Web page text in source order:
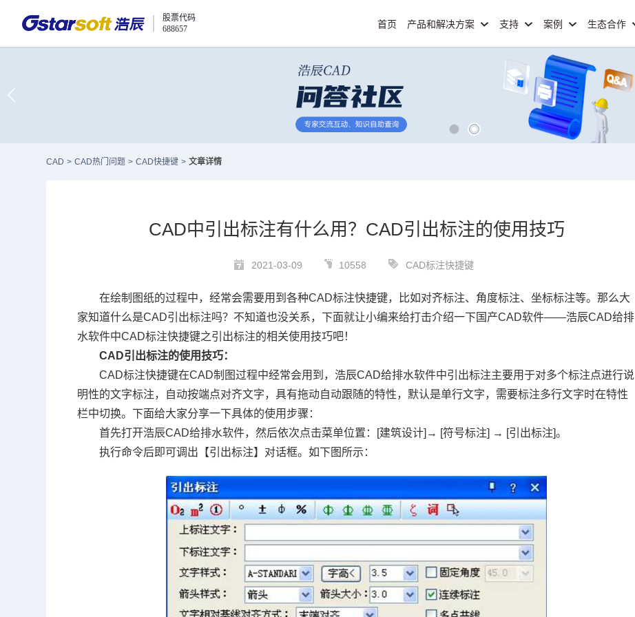
股票代码
688657
首页 产品和解决方案 支持 案例 生态合作
CAD > CAD热门问题 > CAD快捷键 > 文章详情
CAD中引出标注有什么用？CAD引出标注的使用技巧
2021-03-09 10558 CAD标注快捷键
在绘制图纸的过程中，经常会需要用到各种CAD标注快捷键，比如对齐标注、角度标注、坐标标注等。那么大
家知道什么是CAD引出标注吗？不知道也没关系，下面就让小编来给打击介绍一下国产CAD软件——浩辰CAD给排
水软件中CAD标注快捷键之引出标注的相关使用技巧吧！
CAD引出标注的使用技巧：
CAD标注快捷键在CAD制图过程中经常会用到，浩辰CAD给排水软件中引出标注主要用于对多个标注点进行说
明性的文字标注，自动按端点对齐文字，具有拖动自动跟随的特性，默认是单行文字，需要标注多行文字时在特性
栏中切换。下面给大家分享一下具体的使用步骤：
首先打开浩辰CAD给排水软件，然后依次点击菜单位置：[建筑设计]→ [符号标注] → [引出标注]。
执行命令后即可调出【引出标注】对话框。如下图所示：